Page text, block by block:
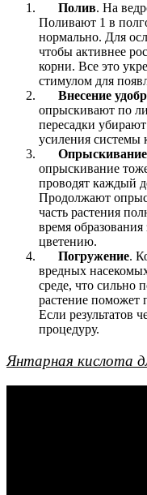
Полив. На
Поливают 1 в
нормально. Для
чтобы активнее
корни. Все это
стимулом для
Внесение
опрыскивают по
пересадки
усиления системы
Опрыскивание
опрыскивание
проводят каждый
Продолжают
часть растения
время
цветению.
Погружение.
вредных
среде, что сильно
растение поможет
Если результатов
процедуру.
Янтарная кислота